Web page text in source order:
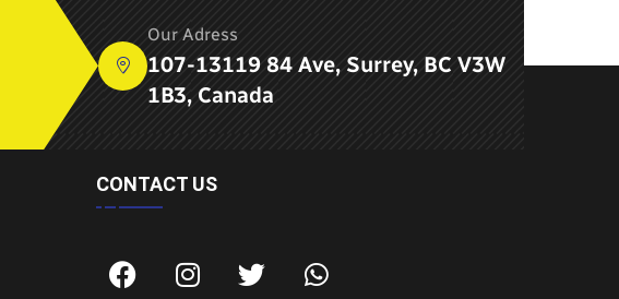
Our Adress
107-13119 84 Ave, Surrey, BC V3W
1B3, Canada
CONTACT US